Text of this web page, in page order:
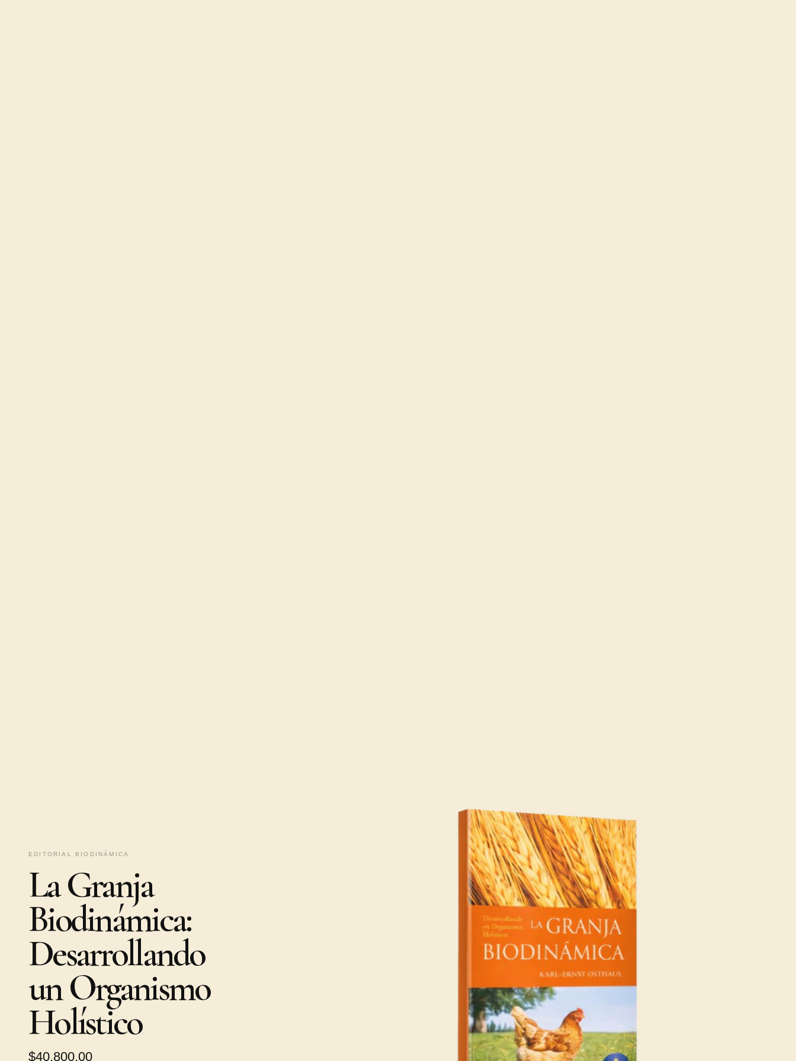
EDITORIAL BIODINÁMICA
La Granja
Biodinámica:
Desarrollando
un Organismo
Holístico
$40.800,00